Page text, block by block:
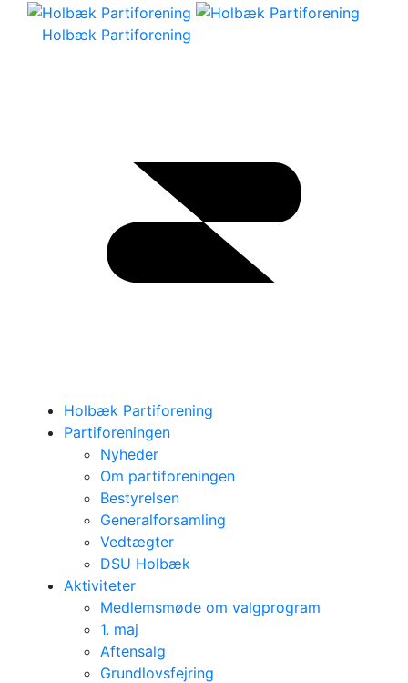
Holbæk Partiforening
Holbæk Partiforening
Partiforeningen
Nyheder
Om partiforeningen
Bestyrelsen
Generalforsamling
Vedtægter
DSU Holbæk
Aktiviteter
Medlemsmøde om valgprogram
1. maj
Aftensalg
Grundlovsfejring